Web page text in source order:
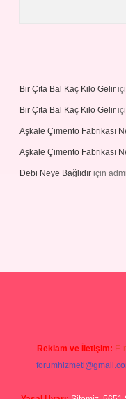
Bir Çıta Bal Kaç Kilo Gelir
Bir Çıta Bal Kaç Kilo Gelir
Aşkale Çimento Fabrikası
Aşkale Çimento Fabrikası
Debi Neye Bağlıdır için
Reklam ve İletişim: E-